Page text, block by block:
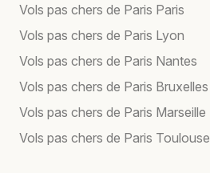
Vols pas chers de Paris Paris
Vols pas chers de Paris Lyon
Vols pas chers de Paris Nantes
Vols pas chers de Paris Bruxelles
Vols pas chers de Paris Marseille
Vols pas chers de Paris Toulouse